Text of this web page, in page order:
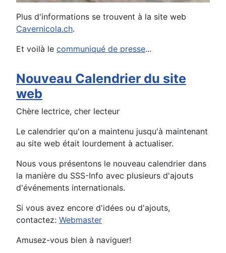
Plus d'informations se trouvent à la site web
Cavernicola.ch.
Et voilà le communiqué de presse...
Nouveau Calendrier du site
web
Chère lectrice, cher lecteur
Le calendrier qu'on a maintenu jusqu'à maintenant
au site web était lourdement à actualiser.
Nous vous présentons le nouveau calendrier dans
la manière du SSS-Info avec plusieurs d'ajouts
d'événements internationals.
Si vous avez encore d'idées ou d'ajouts,
contactez: Webmaster
Amusez-vous bien à naviguer!